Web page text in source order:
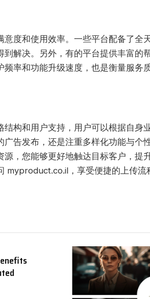
度和使用效率。一些平台配备了全
解决。另外，有的平台提供丰富的
率和功能升级速度，也是衡量服务
构和用户支持，用户可以根据自身
告发布，还是注重多样化功能与个
，您能够更好地触达目标客户，提
myproduct.co.il，享受便捷的上传流